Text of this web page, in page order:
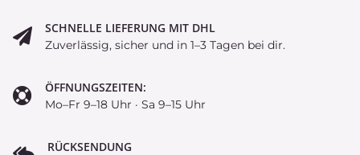
SCHNELLE LIEFERUNG MIT DHL
Zuverlässig, sicher und in 1–3 Tagen bei dir.
ÖFFNUNGSZEITEN:
Mo–Fr 9–18 Uhr · Sa 9–15 Uhr
RÜCKSENDUNG